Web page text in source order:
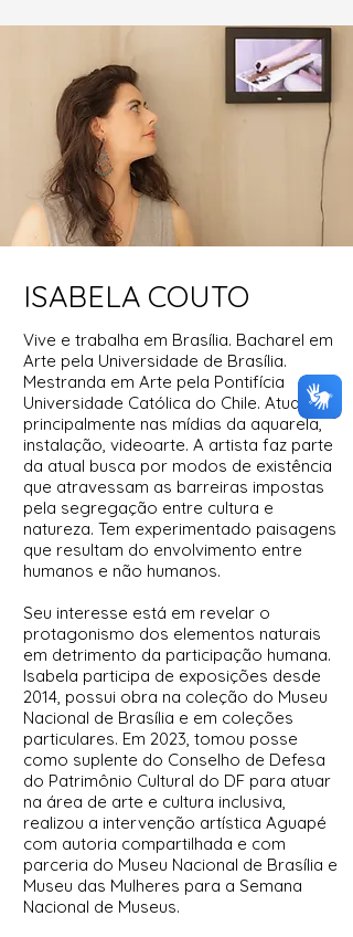
ISABELA COUTO
Vive e trabalha em Brasília. Bacharel em
Arte pela Universidade de Brasília.
Mestranda em Arte pela Pontifícia
Universidade Católica do Chile. Atua
principalmente nas mídias da aquarela,
instalação, videoarte. A artista faz parte
da atual busca por modos de existência
que atravessam as barreiras impostas
pela segregação entre cultura e
natureza. Tem experimentado paisagens
que resultam do envolvimento entre
humanos e não humanos.
Seu interesse está em revelar o
protagonismo dos elementos naturais
em detrimento da participação humana.
Isabela participa de exposições desde
2014, possui obra na coleção do Museu
Nacional de Brasília e em coleções
particulares. Em 2023, tomou posse
como suplente do Conselho de Defesa
do Patrimônio Cultural do DF para atuar
na área de arte e cultura inclusiva,
realizou a intervenção artística Aguapé
com autoria compartilhada e com
parceria do Museu Nacional de Brasília e
Museu das Mulheres para a Semana
Nacional de Museus.